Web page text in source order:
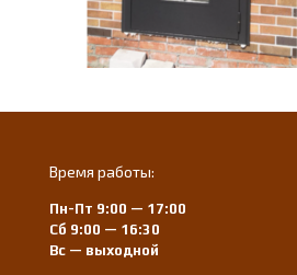
Время работы:
Пн-Пт 9:00 — 17:00
Сб 9:00 — 16:30
Вс — выходной